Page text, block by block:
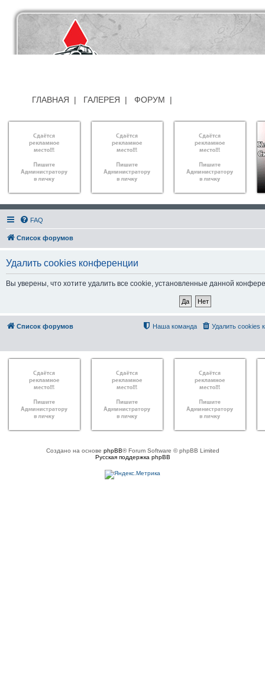
ГЛАВНАЯ | ГАЛЕРЕЯ | ФОРУМ |
FAQ
Список форумов
Удалить cookies конференции
Вы уверены, что хотите удалить все cookie, установленные данной
Список форумов Удалить cookies
Наша команда
Создано на основе phpBB® Forum Software © phpBB Limited
Русская поддержка phpBB